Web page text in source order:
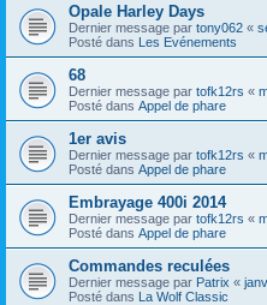
Opale Harley Days
Dernier message par tony062 «
Posté dans Les Evénements
68
Dernier message par tofk12rs «
Posté dans Appel de phare
1er avis
Dernier message par tofk12rs «
Posté dans Appel de phare
Embrayage 400i 2014
Dernier message par tofk12rs «
Posté dans Appel de phare
Commandes reculées
Dernier message par Patrix «
Posté dans La Wolf Classic